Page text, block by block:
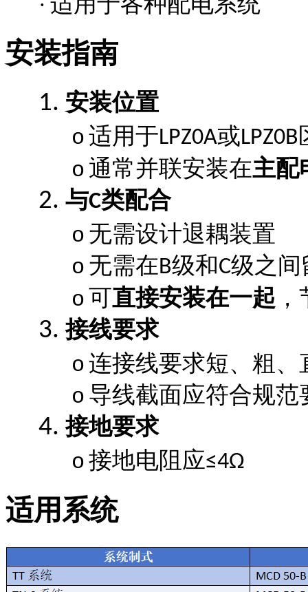
安装指南
1.安装位置
o适用于LPZ0A或LPZ0B
o 通常并联安装在主配
2. 与C类配合
o 无需设计退耦装置
o 无需在B级和C级之间
o可直接安装在一起
3.接线要求
o连接线要求短、粗、
o 导线截面应符合规范
4.接地要求
o接地电阻应≤4Ω
适用系统